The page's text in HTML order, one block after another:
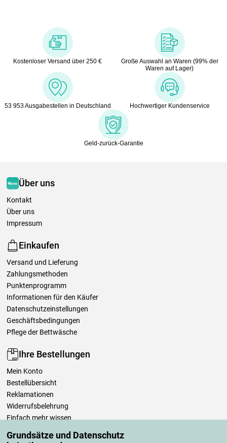
Grundsätze und Datenschutz
Kostenloser Versand über 250 €
Große Auswahl an Waren (99% der
Waren auf Lager)
53 953 Ausgabestellen in Deutschland Hochwertiger Kundenservice
Geld-zurück-Garantie
Über uns
Kontakt
Über uns
Impressum
Einkaufen
Versand und Lieferung
Zahlungsmethoden
Punktenprogramm
Informationen für den Käufer
Datenschutzeinstellungen
Geschäftsbedingungen
Pflege der Bettwäsche
Ihre Bestellungen
Mein Konto
Bestellübersicht
Reklamationen
Widerrufsbelehrung
Einfach mehr wissen